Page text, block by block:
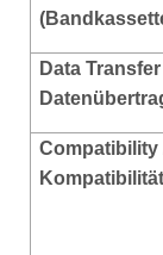
Data
Compatibility
Kompatibilität